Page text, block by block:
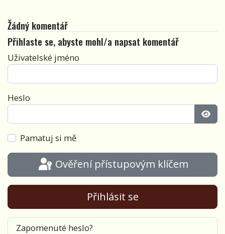
Žádný komentář
Přihlaste se, abyste mohl/a napsat komentář
Uživatelské jméno
Heslo
Pamatuj si mě
Ověření přístupovým klíčem
Přihlásit se
Zapomenuté heslo?